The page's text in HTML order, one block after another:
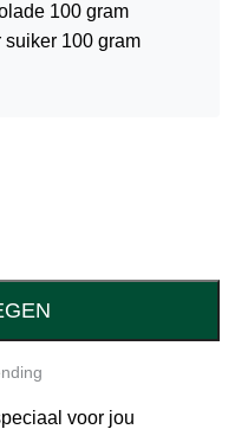
100 gram
suiker 100 gram
voor jou